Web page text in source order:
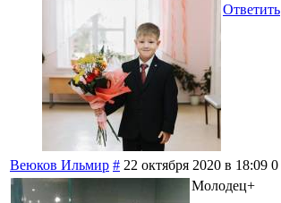
Ответить
Веюков Ильмир # 22 октября 2020 в 18:09 0
Молодец+